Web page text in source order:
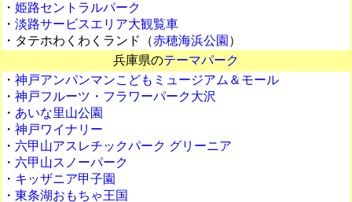
・ 姫路セントラルパーク
・ 淡路サービスエリア大観覧車
・タテホわくわくランド（赤穂海浜公園 ）
兵庫県のテーマパーク
・ 神戸アンパンマンこどもミュージアム＆モール
・ 神戸フルーツ・フラワーパーク大沢
・ あいな里山公園
・ 神戸ワイナリー
・ 六甲山アスレチックパーク グリーニア
・ 六甲山スノーパーク
・ キッザニア甲子園
・ 東条湖おもちゃ王国